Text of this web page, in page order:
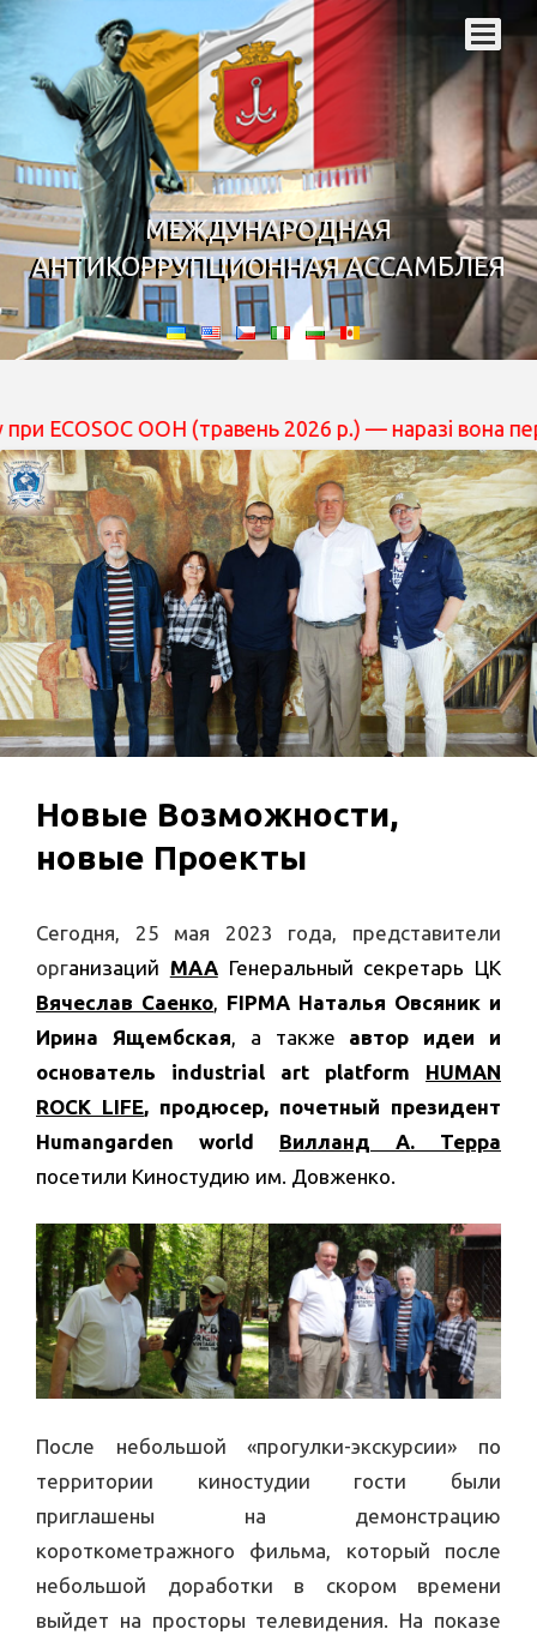
МЕЖДУНАРОДНАЯ
АНТИКОРРУПЦИОННАЯ АССАМБЛЕЯ
ООН (травень 2026 р.) — наразі вона
Новые Возможности,
новые Проекты
Сегодня, 25 мая 2023 года, представители
организаций МААГенеральный секретарь ЦК
Вячеслав Саенко, FIPMA Наталья Овсяник и
Ирина Ящембская, а также автор идеи и
основатель industrial art platform HUMAN
ROCK LIFE, продюсер, почетный президент
Humangarden world Вилланд А. Терра
посетили Киностудию им. Довженко.
После небольшой «прогулки-экскурсии» по
территории киностудии гости были
приглашены на демонстрацию
короткометражного фильма, который после
небольшой доработки в скором времени
выйдет на просторы телевидения. На показе